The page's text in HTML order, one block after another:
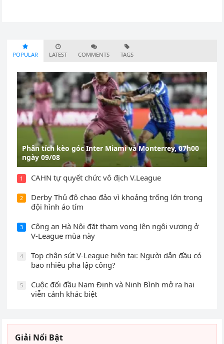
POPULAR LATEST COMMENTS TAGS
Phân tích kèo góc Inter Miami và Monterrey, 07h00
ngày 09/08
1 CAHN tự quyết chức vô địch V.League
2
Derby Thủ đô chao đảo vì khoảng trống lớn trong
đội hình áo tím
3
Công an Hà Nội đặt tham vọng lên ngôi vương ở
V-League mùa này
4
Top chân sút V-League hiện tại: Người dẫn đầu có
bao nhiêu pha lập công?
5
Cuộc đối đầu Nam Định và Ninh Bình mở ra hai
viễn cảnh khác biệt
Giải Nổi Bật